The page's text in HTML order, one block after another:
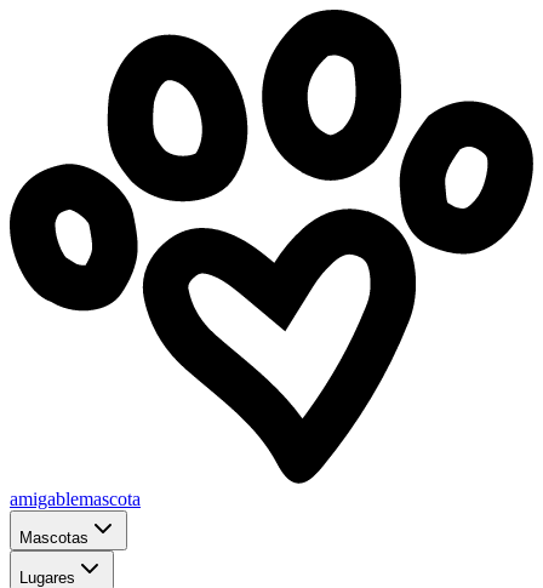
amigablemascota
Mascotas
Lugares